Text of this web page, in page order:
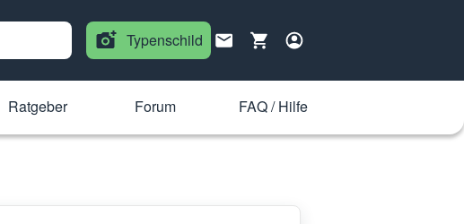
Typenschild
Ratgeber Forum FAQ / Hilfe